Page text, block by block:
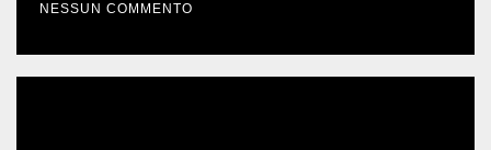
NESSUN COMMENTO